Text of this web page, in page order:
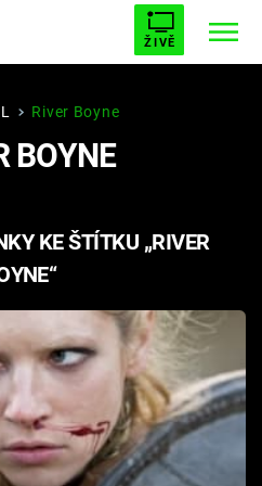
ŽIVĚ
PŘEMOŽITELKA UPÍRŮ
AVENGERS 5
River Boyne
BOYNE
KE ŠTÍTKU „RIVER